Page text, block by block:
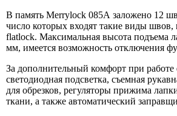
В память Merrylock 085А заложено 12
число которых входят такие виды швов,
flatlock. Максимальная высота подъема
мм, имеется возможность отключения
За дополнительный комфорт при работе
светодиодная подсветка, съемная
для обрезков, регуляторы прижима
ткани, а также автоматический